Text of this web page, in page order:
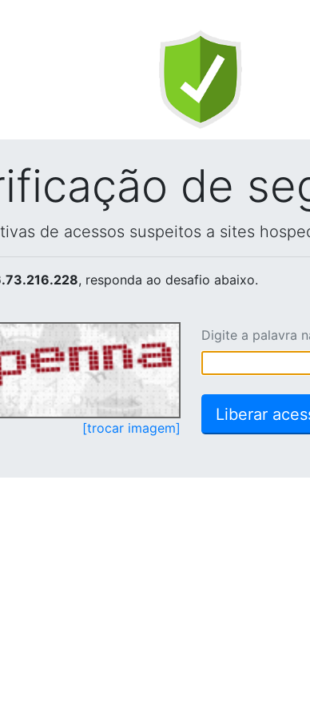
de
de acessos suspeitos a sites
, responda ao desafio abaixo.
[trocar imagem]
Digite a palavra